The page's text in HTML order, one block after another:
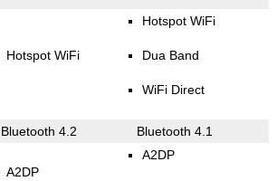
Hotspot WiFi
Hotspot WiFi
Dua Band
WiFi Direct
Bluetooth 4.2 Bluetooth 4.1
A2DP
A2DP